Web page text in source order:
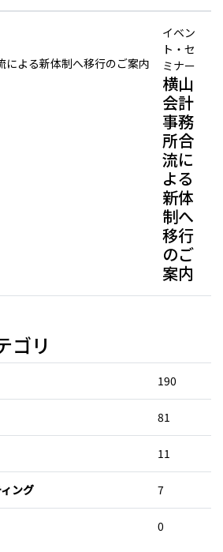
イベン
ト・セ
ミナー
横山
会計
事務
所合
流に
よる
新体
制へ
移行
のご
案内
ゴリ
190
81
11
ング 7
0